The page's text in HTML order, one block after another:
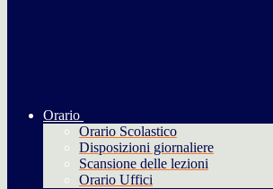
Orario
Orario Scolastico
Disposizioni giornaliere
Scansione delle lezioni
Orario Uffici